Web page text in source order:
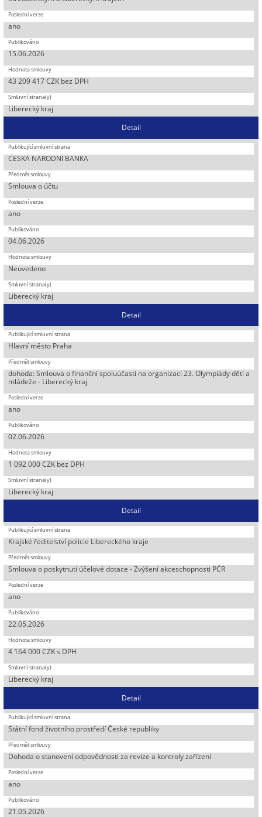
ano
15.06.2026
43 209 417 CZK bez DPH
Liberecký kraj
Detail
ČESKÁ NÁRODNÍ BANKA
Smlouva o účtu
ano
04.06.2026
Neuvedeno
Liberecký kraj
Detail
Hlavní město Praha
dohoda: Smlouva o finanční spoluúčasti na organizaci 23. Olympiády dětí a
mládeže - Liberecký kraj
ano
02.06.2026
1 092 000 CZK bez DPH
Liberecký kraj
Detail
Krajské ředitelství policie Libereckého kraje
Smlouva o poskytnutí účelové dotace - Zvýšení akceschopnosti PČR
ano
22.05.2026
4 164 000 CZK s DPH
Liberecký kraj
Detail
Státní fond životního prostředí České republiky
Dohoda o stanovení odpovědnosti za revize a kontroly zařízení
ano
21.05.2026